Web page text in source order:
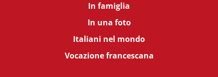
In famiglia
In una foto
Italiani nel mondo
Vocazione francescana